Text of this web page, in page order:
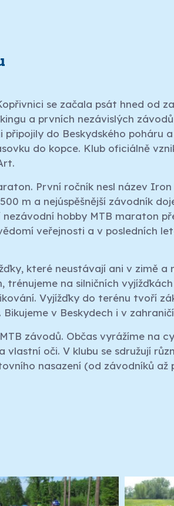
se začala psát hned od
a prvních nezávislých
připojily do Beskydského poháru
do kopce. Klub oficiálně
První ročník nesl název
m a nejúspěšnější závodník
hobby MTB maraton
veřejnosti a v posledních
které neustávají ani v zimě a
trénujeme na silničních
Vyjížďky do terénu tvoří
v Beskydech i v
závodů. Občas vyrážíme na
oči. V klubu se sdružují
nasazení (od závodníků až